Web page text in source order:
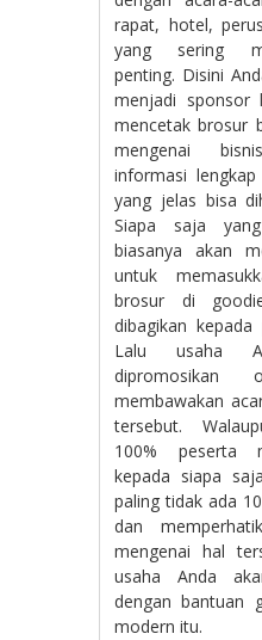
rapat, hotel,
yang sering
penting. Disini
menjadi sponsor
mencetak brosur
mengenai
informasi
yang jelas bisa
Siapa saja
biasanya akan
untuk
brosur di
dibagikan
Lalu usaha
membawakan
tersebut.
100% peserta
kepada siapa
paling tidak ada
dan
mengenai hal
usaha Anda
dengan bantuan
modern itu.